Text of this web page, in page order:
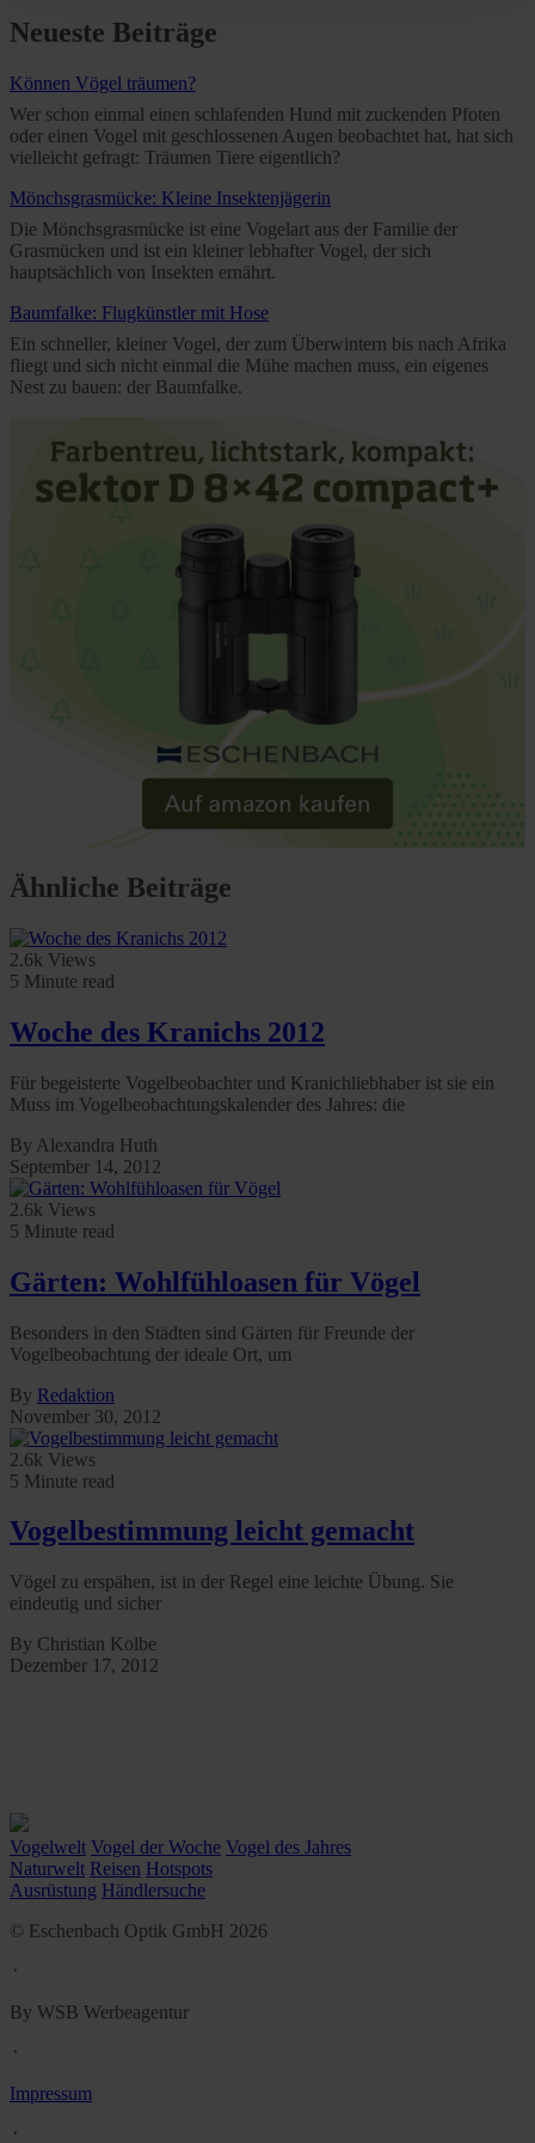
time and deselect cookies at any time (in the Privacy
Policy and in the footer of our website).
Further information on the procedures used and your
rights can be found in ourPrivacy Policy|Imprint
Neueste Beiträge
Können Vögel träumen?
Wer schon einmal einen schlafenden Hund mit zuckenden Pfoten
oder einen Vogel mit geschlossenen Augen beobachtet hat, hat sich
vielleicht gefragt: Träumen Tiere eigentlich?
Mönchsgrasmücke: Kleine Insektenjägerin
Die Mönchsgrasmücke ist eine Vogelart aus der Familie der
Grasmücken und ist ein kleiner lebhafter Vogel, der sich
hauptsächlich von Insekten ernährt.
Baumfalke: Flugkünstler mit Hose
Ein schneller, kleiner Vogel, der zum Überwintern bis nach Afrika
fliegt und sich nicht einmal die Mühe machen muss, ein eigenes
Nest zu bauen: der Baumfalke.
Ähnliche Beiträge
2.6k Views
5 Minute read
Woche des Kranichs 2012
Für begeisterte Vogelbeobachter und Kranichliebhaber ist sie ein
Muss im Vogelbeobachtungskalender des Jahres: die
By Alexandra Huth
September 14, 2012
2.6k Views
5 Minute read
Gärten: Wohlfühloasen für Vögel
Besonders in den Städten sind Gärten für Freunde der
Vogelbeobachtung der ideale Ort, um
By Redaktion
November 30, 2012
2.6k Views
5 Minute read
Vogelbestimmung leicht gemacht
Vögel zu erspähen, ist in der Regel eine leichte Übung. Sie
eindeutig und sicher
By Christian Kolbe
Dezember 17, 2012
Vogelwelt Vogel der Woche Vogel des Jahres
Naturwelt Reisen Hotspots
Ausrüstung Händlersuche
© Eschenbach Optik GmbH 2026
᛫
By WSB Werbeagentur
᛫
Impressum
᛫